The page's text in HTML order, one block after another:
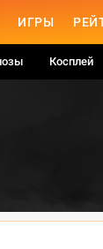
ИГРЫ
Косплей